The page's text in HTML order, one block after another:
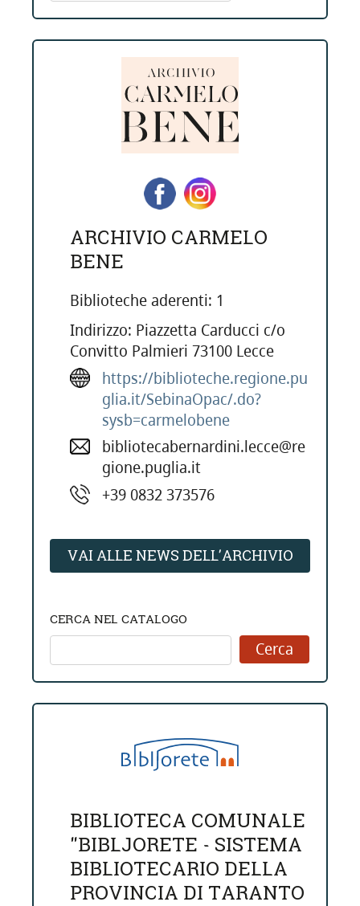
ARCHIVIO CARMELO
BENE
Biblioteche aderenti: 1
Indirizzo: Piazzetta Carducci c/o
Convitto Palmieri 73100 Lecce
https://biblioteche.regione.pu
glia.it/SebinaOpac/.do?
sysb=carmelobene
bibliotecabernardini.lecce@re
gione.puglia.it
+39 0832 373576
VAI ALLE NEWS DELL'ARCHIVIO
CERCA NEL CATALOGO
BIBLIOTECA COMUNALE
"BIBLJORETE - SISTEMA
BIBLIOTECARIO DELLA
PROVINCIA DI TARANTO